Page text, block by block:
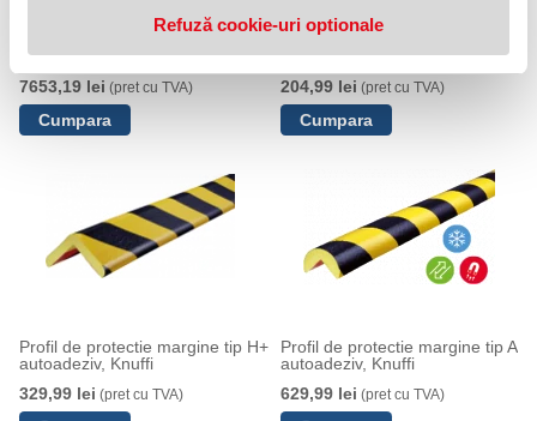
Refuză cookie-uri optionale
autoadeziv, Knuffi
7653,19 lei (pret cu TVA)
Profil de protectie margine tip
H 1m autoadeziv, Knuffi
204,99 lei (pret cu TVA)
Profil de protectie margine tip H+
autoadeziv, Knuffi
329,99 lei (pret cu TVA)
Profil de protectie margine tip A
autoadeziv, Knuffi
629,99 lei (pret cu TVA)